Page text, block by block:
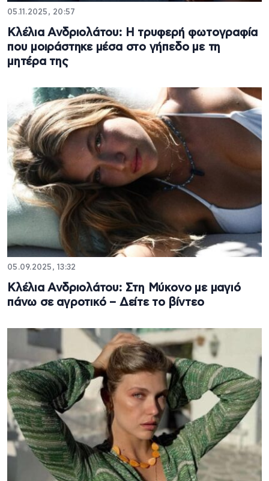
05.11.2025, 20:57
Κλέλια Ανδριολάτου: H τρυφερή φωτογραφία
που μοιράστηκε μέσα στο γήπεδο με τη
μητέρα της
05.09.2025, 13:32
Κλέλια Ανδριολάτου: Στη Μύκονο με μαγιό
πάνω σε αγροτικό – Δείτε το βίντεο